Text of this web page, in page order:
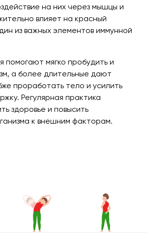
на них через мышцы и
влияет на красный
из важных элементов иммунной
помогают мягко пробудить и
а более длительные дают
проработать тело и усилить
Регулярная практика
здоровье и повысить
к внешним факторам.